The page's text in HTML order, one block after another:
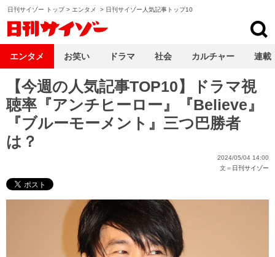
日刊サイゾー トップ> エンタメ > 日刊サイゾー人気記事トップ10
【今週の人気記事TOP10】ドラマ視
聴率『アンチヒーロー』『Believe』
『ブルーモーメント』三つ巴勝者
は？
2024/05/04 14:00
文＝ 日刊サイゾー
エンタメ お笑い ドラマ 社会 カルチャー 連載